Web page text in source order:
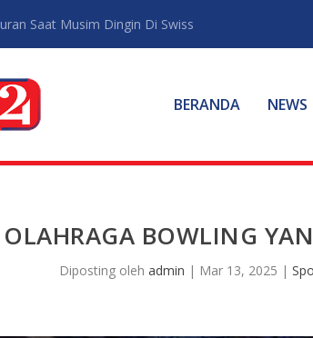
Saat Musim Dingin Di Swiss
BERANDA NEWS
OLAHRAGA BOWLING
Diposting olehadmin | Mar 13, 2025 |